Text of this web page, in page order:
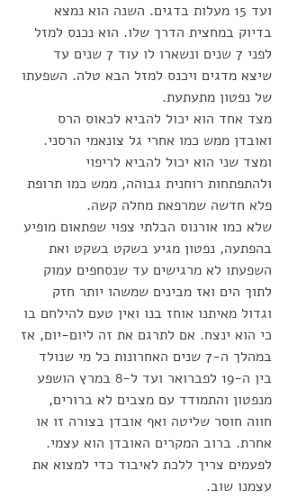
ועד 15 מעלות בדגים. השנה הוא נמצא
בדיוק במחצית הדרך שלו. הוא נכנס למזל
לפני 7 שנים ונשארו לו עוד 7 שנים עד
שיצא מדגים ויכנס למזל הבא טלה. השפעתו
של נפטון מתעתעת.
מצד אחד הוא יכול להביא לכאוס הרס
ואובדן ממש כמו אחרי גל צונאמי הרסני.
ומצד שני הוא יכול להביא לריפוי
ולהתפתחות רוחנית גבוהה, ממש כמו תרופת
פלא חדשה שמרפאת מחלה קשה.
שלא כמו אורנוס הבלתי צפוי שפתאום מופיע
בהפתעה, נפטון מגיע בשקט בשקט ואת
השפעתו לא מרגישים עד שנסחפים עמוק
לתוך הים ואז מבינים שמשהו יותר חזק
וגדול מאיתנו אוחז בנו ואין טעם להילחם בו
כי הוא ינצח. אם לתרגם את זה ליום-יום, אז
במהלך ה-7 שנים האחרונות כל מי שנולד
בין ה-19 לפברואר ועד ל-8 במרץ הושפע
מנפטון והתמודד עם מצבים לא ברורים,
חווה חוסר שליטה ואף אובדן בצורה זו או
אחרת. ברוב המקרים האובדן הוא עצמי.
לפעמים צריך ללכת לאיבוד כדי למצוא את
עצמנו שוב.